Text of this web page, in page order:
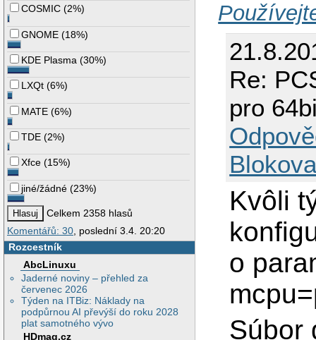
COSMIC (2%)
GNOME (18%)
KDE Plasma (30%)
LXQt (6%)
MATE (6%)
TDE (2%)
Xfce (15%)
jiné/žádné (23%)
Celkem 2358 hlasů
Komentářů: 30, poslední 3.4. 20:20
Rozcestník
AbcLinuxu
Jaderné noviny – přehled za
červenec 2026
Týden na ITBiz: Náklady na
podpůrnou AI převýší do roku 2028
plat samotného vývo
HDmag.cz
In file included
externals.h:258:
gpu.c:317:
gpu.c:317:
gpu.c:317:
In file included
/usr/include/
/usr/include/
/usr/include/
gpu.c: In
gpu.c:873:
gpu.c: In
gpu.c:1191:
gpu.c: In
gpu.c: In
gpu.c:1349:
make: ***
Re:
pro
Kvôli
o
Súbor